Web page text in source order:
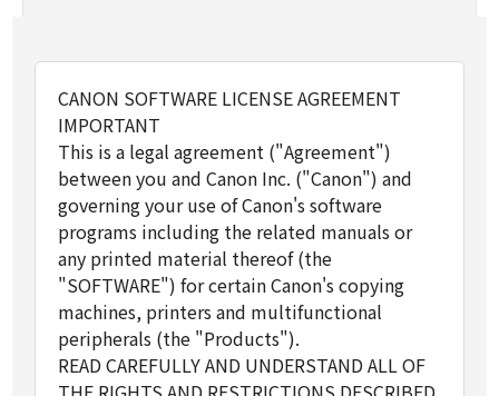
CANON SOFTWARE LICENSE AGREEMENT
IMPORTANT
This is a legal agreement ("Agreement")
between you and Canon Inc. ("Canon") and
governing your use of Canon's software
programs including the related manuals or
any printed material thereof (the
"SOFTWARE") for certain Canon's copying
machines, printers and multifunctional
peripherals (the "Products").
READ CAREFULLY AND UNDERSTAND ALL OF